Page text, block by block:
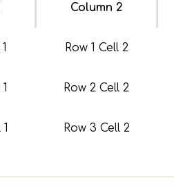
Column 2
Row 1 Cell 2
Row 2 Cell 2
Row 3 Cell 2